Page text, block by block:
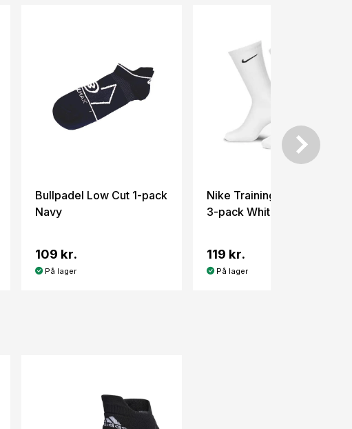
Bullpadel Low Cut 1-pack
Navy
109 kr.
På lager
Nike Training Cushioned
3-pack White
119 kr.
På lager